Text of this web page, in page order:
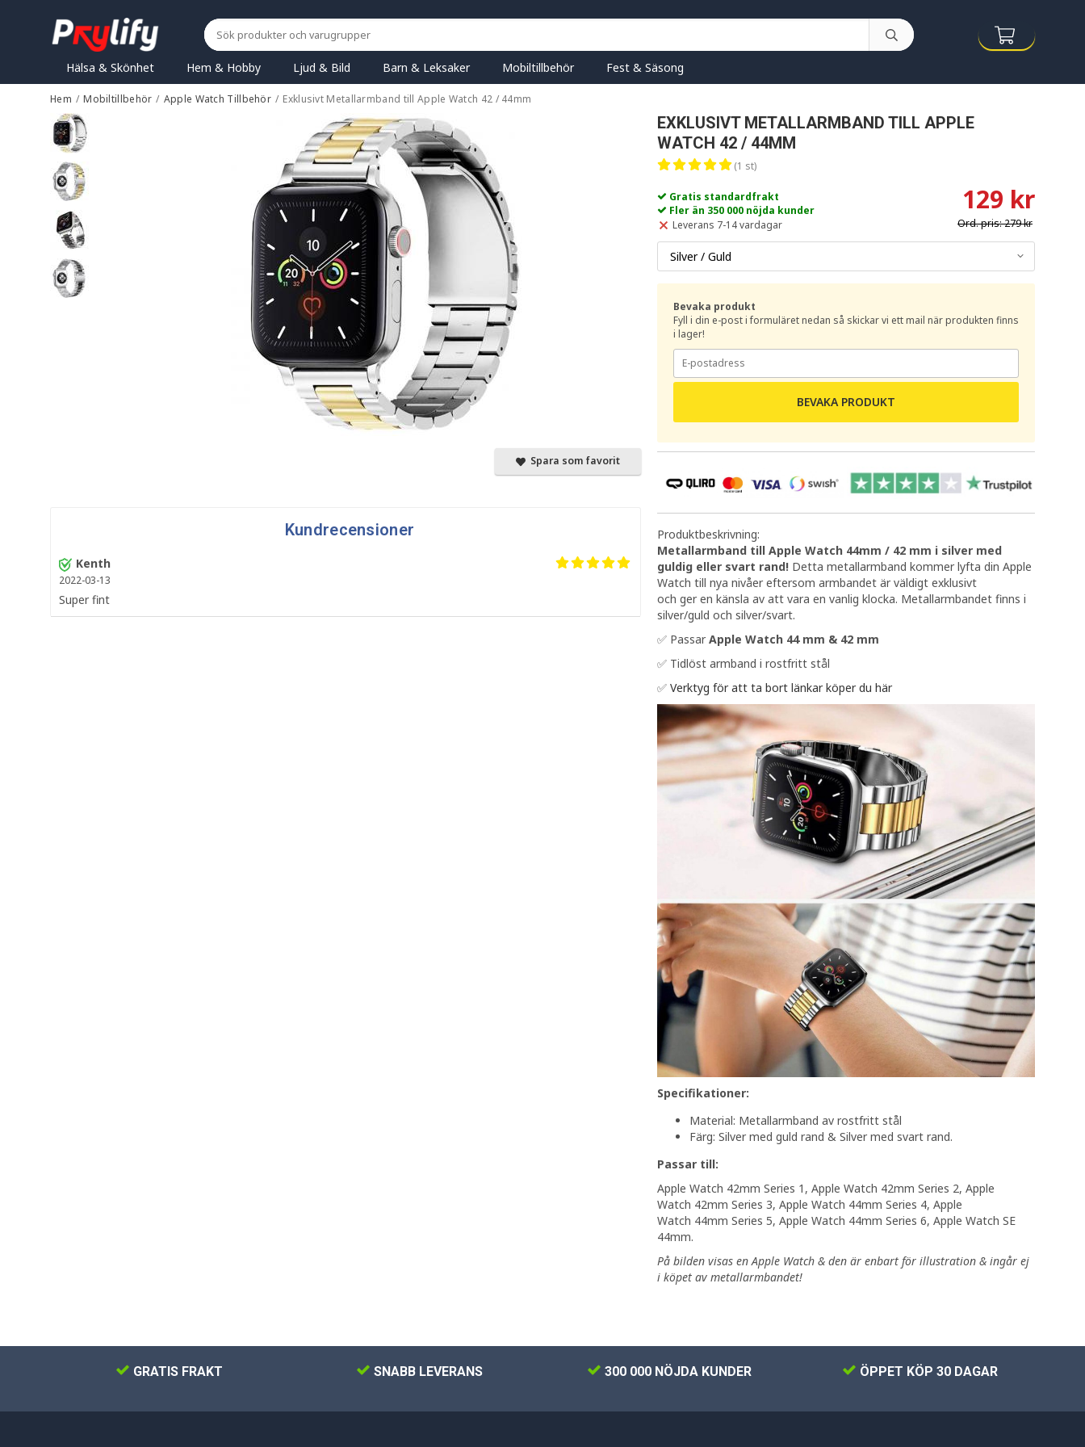
Hälsa & Skönhet Hem & Hobby Ljud & Bild Barn & Leksaker Mobiltillbehör Fest & Säsong
Hem / Mobiltillbehör / Apple Watch Tillbehör / Exklusivt Metallarmband till Apple Watch 42 / 44mm
EXKLUSIVT METALLARMBAND TILL APPLE
WATCH 42 / 44MM
(1 st)
Gratis standardfrakt
Fler än 350 000 nöjda kunder
Leverans 7-14 vardagar
129 kr
Ord. pris:279 kr
Bevaka produkt
Fyll i din e-post i formuläret nedan så skickar vi ett mail när produkten finns
i lager!
BEVAKA PRODUKT
Produktbeskrivning:
Metallarmband till Apple Watch 44mm / 42 mm i silver med
guldig eller svart rand! Detta metallarmband kommer lyfta din Apple
Watch till nya nivåer eftersom armbandet är väldigt exklusivt
och ger en känsla av att vara en vanlig klocka. Metallarmbandet finns i
silver/guld och silver/svart.
✅ Passar Apple Watch 44 mm & 42 mm
✅ Tidlöst armband i rostfritt stål
✅ Verktyg för att ta bort länkar köper du här
Specifikationer:
Material: Metallarmband av rostfritt stål
Färg: Silver med guld rand & Silver med svart rand.
Passar till:
Apple Watch 42mm Series 1, Apple Watch 42mm Series 2, Apple
Watch 42mm Series 3, Apple Watch 44mm Series 4, Apple
Watch 44mm Series 5, Apple Watch 44mm Series 6, Apple Watch SE
44mm.
På bilden visas en Apple Watch & den är enbart för illustration & ingår ej
i köpet av metallarmbandet!
Spara som favorit
Kundrecensioner
Kenth
2022-03-13
Super fint
GRATIS FRAKT SNABB LEVERANS 300 000 NÖJDA KUNDER ÖPPET KÖP 30 DAGAR